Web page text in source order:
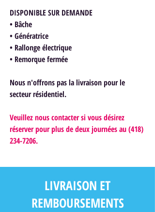
DISPONIBLE SUR DEMANDE
• Bâche
• Génératrice
• Rallonge électrique
• Remorque fermée
Nous n'offrons pas la livraison pour le
secteur résidentiel.
Veuillez nous contacter si vous désirez
réserver pour plus de deux journées au (418)
234-7206.
LIVRAISON ET
REMBOURSEMENTS